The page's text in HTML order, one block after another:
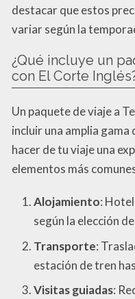
destacar que estos
variar según la
¿Qué incluye un
con El Corte
Un paquete de viaje a
incluir una amplia
hacer de tu viaje una
elementos más
Alojamiento:
según la elección
Transporte:
estación de tren
Visitas guiadas: